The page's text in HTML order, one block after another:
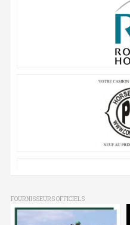
FOURNISSEURS OFFICIELS